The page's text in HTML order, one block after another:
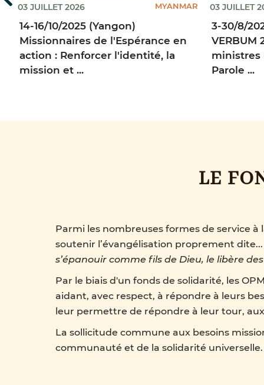
MYANMAR
03 JUILLET 2026
14-16/10/2025 (Yangon)
Missionnaires de l'Espérance en
action : Renforcer l'identité, la
mission et ...
03 JUILLET
3-30/8/
VERBUM
ministres
Parole ...
LE
Parmi les nombreuses formes de service
soutenir l’évangélisation proprement
s’épanouir comme fils de Dieu, le libère
Par le biais d'un fonds de solidarité, les
aidant, avec respect, à répondre à leurs
leur permettre de répondre à leur tour,
La sollicitude commune aux besoins
communauté et de la solidarité universelle.